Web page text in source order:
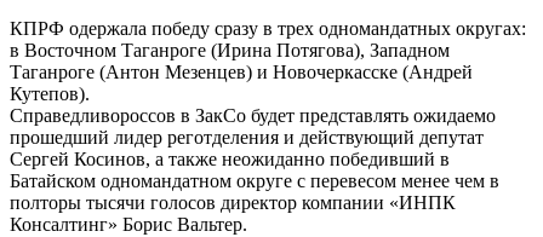
КПРФ одержала победу сразу в трех одномандатных округах:
в Восточном Таганроге (Ирина Потягова), Западном
Таганроге (Антон Мезенцев) и Новочеркасске (Андрей
Кутепов).
Справедливороссов в ЗакСо будет представлять ожидаемо
прошедший лидер реготделения и действующий депутат
Сергей Косинов, а также неожиданно победивший в
Батайском одномандатном округе с перевесом менее чем в
полторы тысячи голосов директор компании «ИНПК
Консалтинг» Борис Вальтер.